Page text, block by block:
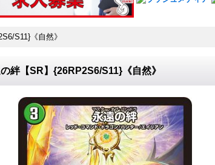
S11}《自然》
絆【SR】{26RP2S6/S11}《自然》